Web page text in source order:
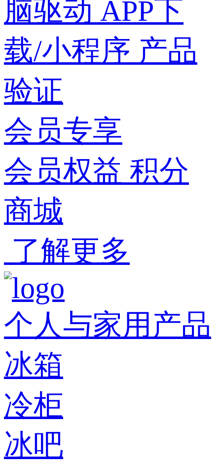
脑驱动 APP下
载/小程序 产品
验证
会员专享
会员权益 积分
商城
了解更多
个人与家用产品
冰箱
冷柜
冰吧